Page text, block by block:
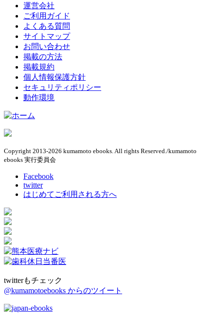
運営会社
ご利用ガイド
よくある質問
サイトマップ
お問い合わせ
掲載の方法
掲載規約
個人情報保護方針
セキュリティポリシー
動作環境
Copyright 2013-2026 kumamoto ebooks. All rights Reserved./kumamoto
ebooks 実行委員会
Facebook
twitter
はじめてご利用される方へ
twitterもチェック
@kumamotoebooks からのツイート